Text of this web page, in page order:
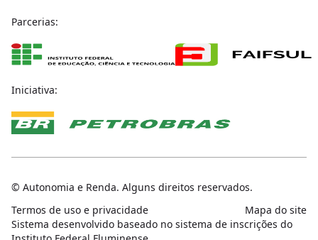
Parcerias:
Iniciativa:
© Autonomia e Renda. Alguns direitos reservados.
Termos de uso e privacidade
Mapa do site
Sistema desenvolvido baseado no sistema de inscrições do